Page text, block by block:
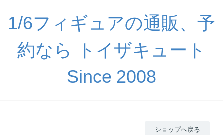
1/6フィギュアの通販、予
約なら トイザキュート
Since 2008
ショップへ戻る